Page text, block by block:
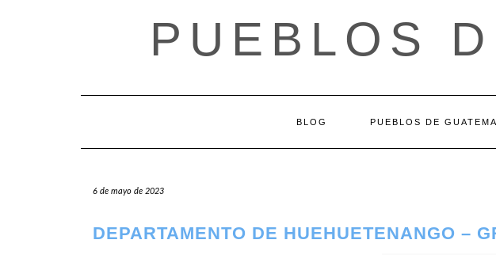
PUEBLOS
BLOG PUEBLOS DE
6 de mayo de 2023
DEPARTAMENTO DE HUEHUETENANGO –